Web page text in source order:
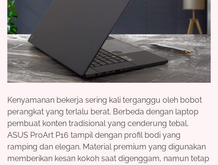
Kenyamanan bekerja sering kali terganggu oleh bobot
perangkat yang terlalu berat. Berbeda dengan laptop
pembuat konten tradisional yang cenderung tebal,
ASUS ProArt P16 tampil dengan profil bodi yang
ramping dan elegan. Material premium yang digunakan
memberikan kesan kokoh saat digenggam, namun tetap